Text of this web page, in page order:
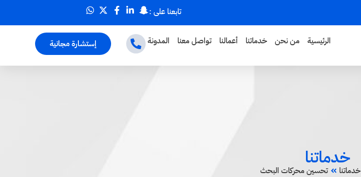
تابعنا على :
الرئيسية من نحن خدماتنا أعمالنا تواصل معنا المدونة إستشارة مجانية
خدماتنا
خدماتنا تحسين محركات البحث